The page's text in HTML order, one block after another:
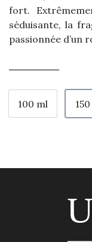
100 ml
fort.
séduisante, la
passionnée d’un